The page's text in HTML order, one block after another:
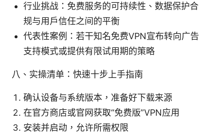
行业挑战：免费服务的可持续性、数据保护合
规与用户信任之间的平衡
代表性案例：若干知名免费VPN宣布转向广告
支持模式或提供有限试用期的策略
八、实操清单：快速十步上手指南
确认设备与系统版本，准备好下载来源
在官方商店或官网获取“免费版”VPN应用
安装并启动，允许所需权限